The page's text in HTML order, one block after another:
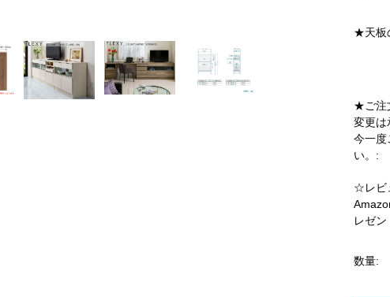
キッチンカウンター
カウンター下ラック
【LASCO】引戸式カウン
【LASCO】扉式カウンタ
★天板
★ご注
変更は
今一度
い。:
☆レビ
レゼン
数量: